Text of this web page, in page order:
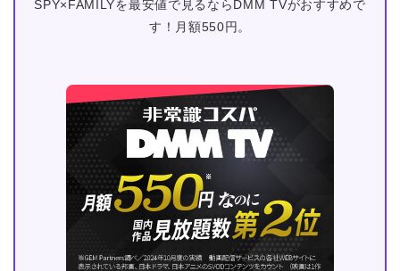
SPY×FAMILYを最安値で見るならDMM TVがおすすめで
す！月額550円。